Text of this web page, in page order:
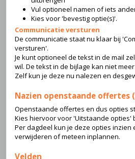
Vul optioneel namen of iets
Kies voor 'bevestig optie(s)'.
Communicatie versturen
De communicatie staat nu klaar bij
versturen'.
Je kunt optioneel de tekst in de mail
wil. De tekst in de bijlage kan niet
Zelf kun je deze nu nalezen en
Nazien openstaande offertes
Openstaande offertes en dus opties
Kies hiervoor voor 'Uitstaande opties'
Per dagdeel kun je deze opties inzien
verwijderen of meteen inplannen.
Velden